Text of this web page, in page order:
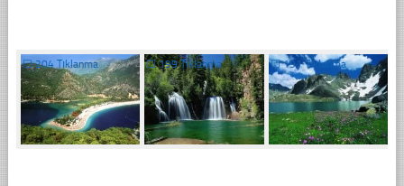
☐204 Tıklanma ☐199 Tıklanma ☐191 Tıklanma